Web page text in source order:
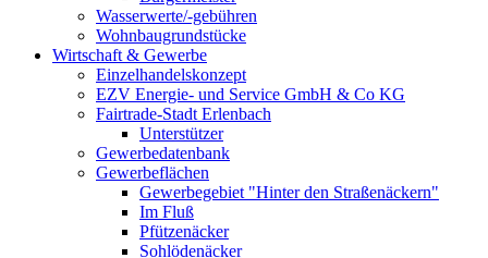
Wasserwerte/-gebühren
Wohnbaugrundstücke
Wirtschaft & Gewerbe
Einzelhandelskonzept
EZV Energie- und Service GmbH & Co KG
Fairtrade-Stadt Erlenbach
Unterstützer
Gewerbedatenbank
Gewerbeflächen
Gewerbegebiet "Hinter den Straßenäckern"
Im Fluß
Pfützenäcker
Sohlödenäcker